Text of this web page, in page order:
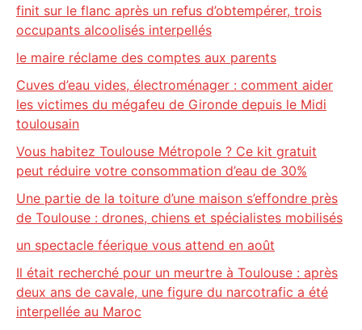
finit sur le flanc après un refus d’obtempérer, trois
occupants alcoolisés interpellés
le maire réclame des comptes aux parents
Cuves d’eau vides, électroménager : comment aider
les victimes du mégafeu de Gironde depuis le Midi
toulousain
Vous habitez Toulouse Métropole ? Ce kit gratuit
peut réduire votre consommation d’eau de 30%
Une partie de la toiture d’une maison s’effondre près
de Toulouse : drones, chiens et spécialistes mobilisés
un spectacle féerique vous attend en août
Il était recherché pour un meurtre à Toulouse : après
deux ans de cavale, une figure du narcotrafic a été
interpellée au Maroc